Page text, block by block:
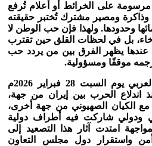
على الخرائط أو أعلام تُرفع
وذاكرة ومصير مشترك تُختبر حقيقته
وحدودها.ولهذا فإن حب الوطن لا
بل في لحظات القلق حين تقترب
عندها يظهر الفرق بين من يردد حب
موقفًا ومسؤولية.
يوم السبت28
فبراير 2026م
اندلاع الحرب بين إيران من جهة،
مع الكيان الصهيوني من جهة أخرى،
ودولي شاركت فيه أطراف دولية
امتدت آثار هذا التصعيد إلى
واستقرار دول مجلس التعاون